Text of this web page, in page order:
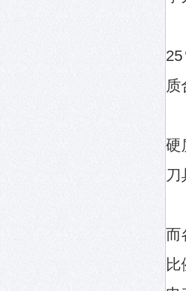
质
硬
刀
而